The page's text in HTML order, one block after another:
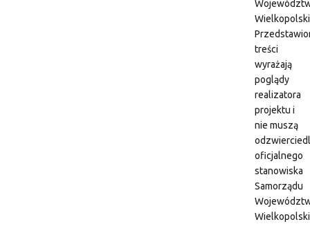
treści
wyrażają
poglądy
realizatora
projektu i
nie muszą
oficjalnego
stanowiska
Samorządu